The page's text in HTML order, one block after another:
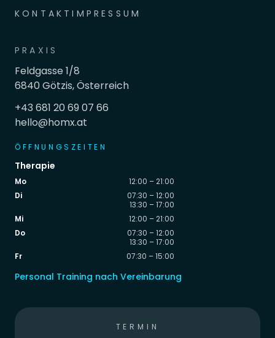
KONTAKTIMPRESSUM
PRAXIS
Feldgasse 1/8
6840 Götzis, Österreich
+43 681 20 69 07 66
hello@homx.at
ÖFFNUNGSZEITEN
Therapie
Mo
12:00 – 21:00
Di
07:30 – 12:00
13:30 – 17:00
Mi
12:00 – 21:00
Do
07:30 – 12:00
13:30 – 17:00
Fr
07:30 – 15:00
Personal Training nach Vereinbarung
TERMIN